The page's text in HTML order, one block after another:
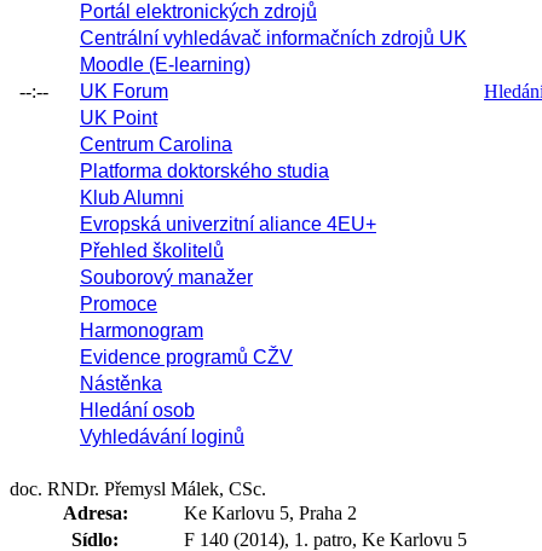
--:--
Portál elektronických zdrojů
Centrální vyhledávač informačních zdrojů UK
Moodle (E-learning)
UK Forum
UK Point
Centrum Carolina
Platforma doktorského studia
Klub Alumni
Evropská univerzitní aliance 4EU+
Přehled školitelů
Souborový manažer
Promoce
Harmonogram
Evidence programů CŽV
Nástěnka
Hledání osob
Vyhledávání loginů
doc. RNDr. Přemysl Málek, CSc.
Adresa:
Ke Karlovu 5, Praha 2
Sídlo:
F 140 (2014), 1. patro, Ke Karlovu 5